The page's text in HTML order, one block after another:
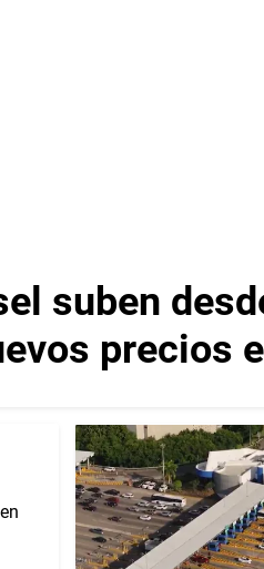
suben
precios